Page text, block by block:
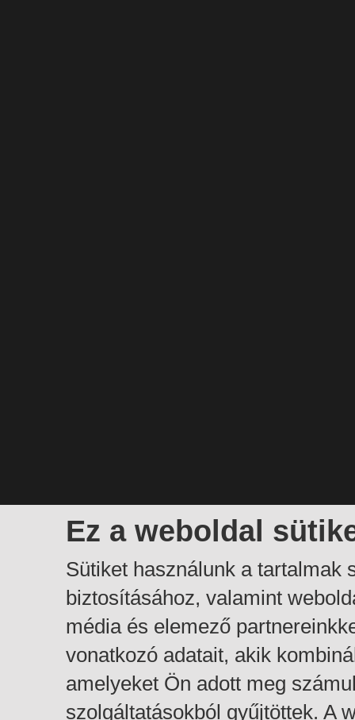
Ez a weboldal
Sütiket használunk a tartalmak
biztosításához, valamint
média és elemező
vonatkozó adatait, akik
amelyeket Ön adott meg
szolgáltatásokból gyűjtöttek. A